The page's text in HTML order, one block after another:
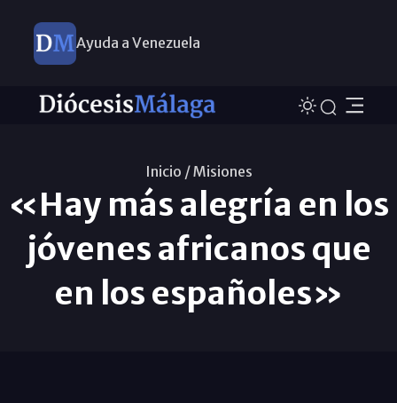
Ayuda a Venezuela
Inicio /Misiones
«Hay más alegría en los
jóvenes africanos que
en los españoles»